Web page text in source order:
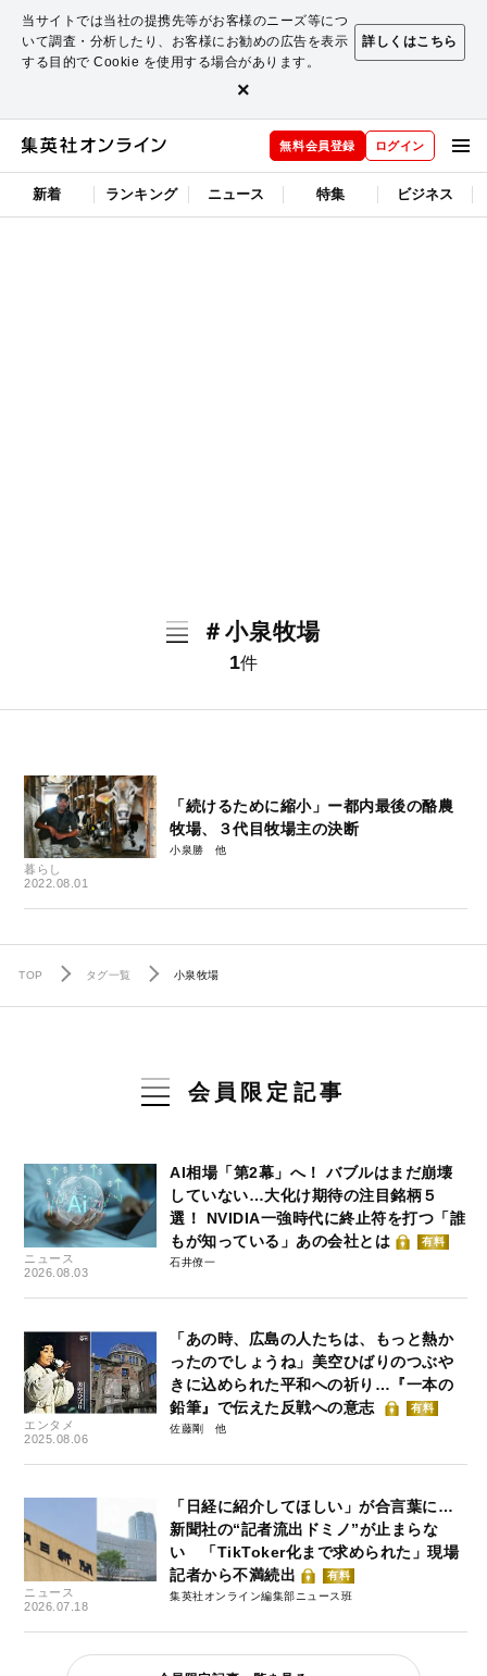
当サイトでは当社の提携先等がお客様のニーズ等につ
いて調査・分析したり、お客様にお勧めの広告を表示
する目的で Cookie を使用する場合があります。
詳しくはこちら
×
無料会員登録 ログイン
新着 ランキング ニュース 特集 ビジネス
＃小泉牧場
1件
暮らし
2022.08.01
「続けるために縮小」ー都内最後の酪農
牧場、３代目牧場主の決断
小泉勝
TOP タグ一覧 小泉牧場
会員限定記事
ニュース
2026.08.03
AI相場「第2幕」へ！ バブルはまだ崩壊
していない…大化け期待の注目銘柄５
選！ NVIDIA一強時代に終止符を打つ「誰
もが知っている」あの会社とは
有料
石井僚一
エンタメ
2025.08.06
「あの時、広島の人たちは、もっと熱か
ったのでしょうね」美空ひばりのつぶや
きに込められた平和への祈り…『一本の
鉛筆』で伝えた反戦への意志
有料
佐藤剛
ニュース
2026.07.18
「日経に紹介してほしい」が合言葉に…
新聞社の“記者流出ドミノ”が止まらな
い 「TikToker化まで求められた」現場
記者から不満続出
有料
集英社オンライン編集部ニュース班